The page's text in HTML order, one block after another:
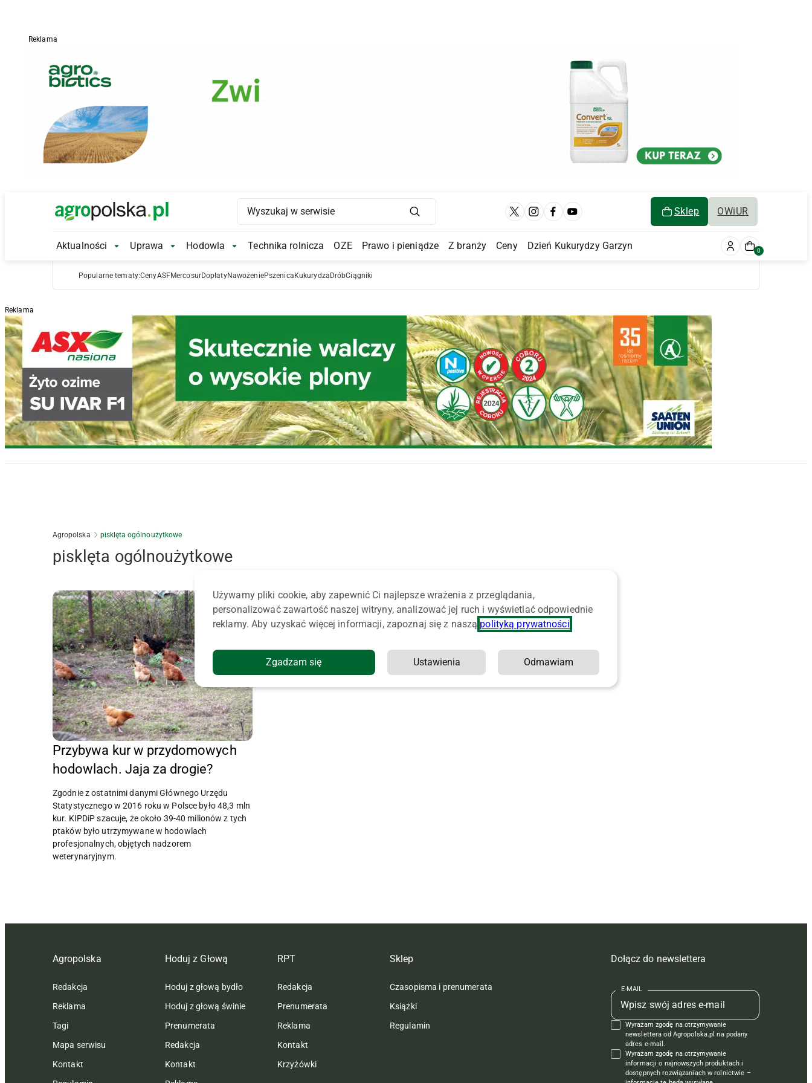
Reklama
Main Logo Sklep OWiUR
Main Navigation
Aktualności Aktualności Submenu
Uprawa Uprawa Submenu
Hodowla Hodowla Submenu
Technika rolnicza OZE Prawo i pieniądze Z branży Ceny Dzień Kukurydzy Garzyn 0
Popularne tematy:CenyASFMercosurDopłatyNawożeniePszenica Kukurydza DróbCiągniki
Reklama
Agropolska pisklęta ogólnoużytkowe
pisklęta ogólnoużytkowe
Przybywa kur w przydomowych
hodowlach. Jaja za drogie?
Zgodnie z ostatnimi danymi Głównego Urzędu
Statystycznego w 2016 roku w Polsce było 48,3 mln
kur. KIPDiP szacuje, że około 39-40 milionów z tych
ptaków było utrzymywane w hodowlach
profesjonalnych, objętych nadzorem
weterynaryjnym.
Agropolska
Redakcja
Reklama
Tagi
Mapa serwisu
Kontakt
Hoduj z Głową
Hoduj z głową bydło
Hoduj z głową świnie
Prenumerata
Redakcja
Kontakt
RPT
Redakcja
Prenumerata
Reklama
Kontakt
Krzyżówki
Sklep
Czasopisma i prenumerata
Książki
Regulamin
Dołącz do newslettera
E-MAIL
Wyrażam zgodę na otrzymywanie
newslettera od Agropolska.pl na podany
adres e-mail.
Wyrażam zgodę na otrzymywanie
informacji o najnowszych produktach i
dostępnych rozwiązaniach w rolnictwie –
Używamy pliki cookie, aby zapewnić Ci najlepsze wrażenia z przeglądania,
personalizować zawartość naszej witryny, analizować jej ruch i wyświetlać odpowiednie
reklamy. Aby uzyskać więcej informacji, zapoznaj się z naszą polityką prywatności
Zgadzam się Ustawienia Odmawiam